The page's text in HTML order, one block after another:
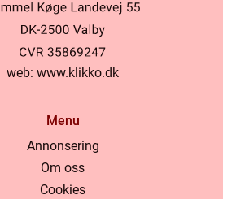
web: www.klikko.dk
Menu
Annonsering
Om oss
Cookies